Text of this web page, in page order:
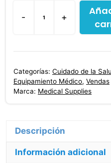
-
Venda
No
Color
Verde
m
cantidad
+
Categorías: Cuidado de la
Equipamiento Médico, Vendas
Marca: Medical Supplies
Descripción
Información adicional